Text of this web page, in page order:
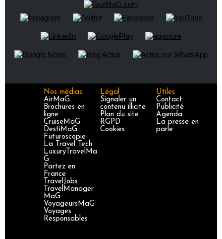
Nos médias
AirMaG
Brochures en
ligne
CruiseMaG
DestiMaG
Futuroscopie
La Travel Tech
LuxuryTravelMa
G
Partez en
France
TravelJobs
TravelManager
MaG
VoyageursMaG
Voyages
Responsables
Légal
Signaler un
contenu illicite
Plan du site
RGPD
Cookies
Utiles
Contact
Publicité
Agenda
La presse en
parle